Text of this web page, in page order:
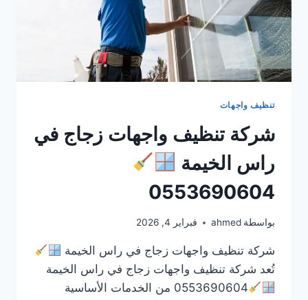
تنظيف واجهات
شركة تنظيف واجهات زجاج في
راس الخيمة
0553690604
بواسطة ahmed فبراير 4, 2026
شركة تنظيف واجهات زجاج في راس الخيمة
تُعد شركة تنظيف واجهات زجاج في راس الخيمة
0553690604 من الخدمات الأساسية